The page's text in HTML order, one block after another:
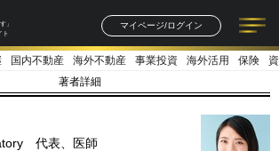
」
ト
マイページ/ログイン
記事一覧 連載一覧
著者一覧 書籍一覧
国内不動産 海外不動産 事業投資 海外活用 保険
著者詳細
代表、医師